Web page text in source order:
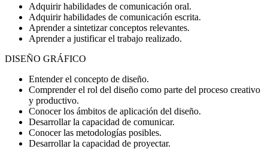
Adquirir habilidades de comunicación oral.
Adquirir habilidades de comunicación escrita.
Aprender a sintetizar conceptos relevantes.
Aprender a justificar el trabajo realizado.
DISEÑO GRÁFICO
Entender el concepto de diseño.
Comprender el rol del diseño como parte del proceso creativo
y productivo.
Conocer los ámbitos de aplicación del diseño.
Desarrollar la capacidad de comunicar.
Conocer las metodologías posibles.
Desarrollar la capacidad de proyectar.